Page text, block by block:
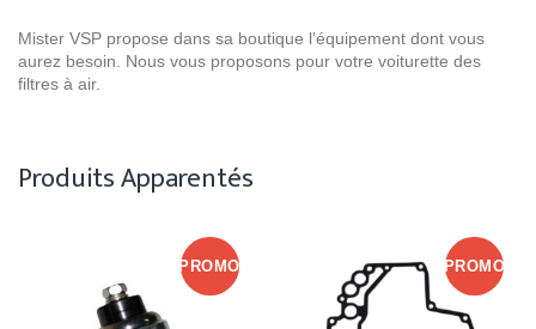
Mister VSP propose dans sa boutique l’équipement dont vous
aurez besoin. Nous vous proposons pour votre voiturette des
filtres à air.
Produits Apparentés
PROMO PROMO